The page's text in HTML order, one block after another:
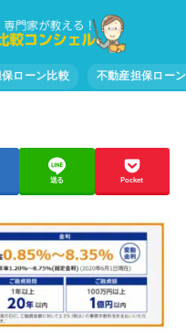
ローン比較 不動産担保ロー
送る Pocket